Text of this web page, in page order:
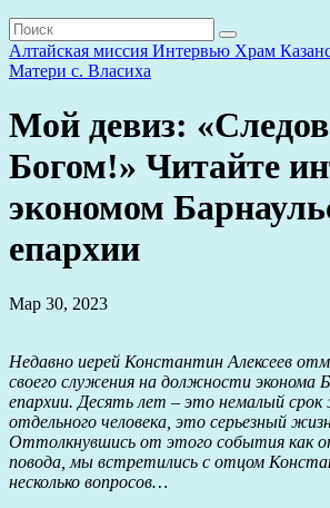
Алтайская миссия Интервью Храм
Матери с. Власиха
Мой девиз:
Богом!» Читайте
экономом
епархии
Мар 30, 2023
Недавно иерей Константин Алексеев
своего служения на должности эконома
епархии. Десять лет – это немалый срок
отдельного человека, это серьезный
Оттолкнувшись от этого события как
повода, мы встретились с отцом
несколько вопросов…